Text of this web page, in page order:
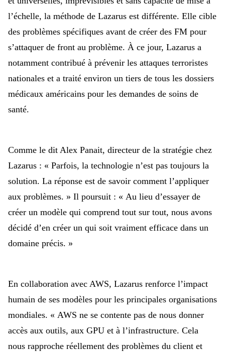
l’échelle, la méthode de Lazarus est différente. Elle cible
des problèmes spécifiques avant de créer des FM pour
s’attaquer de front au problème. À ce jour, Lazarus a
notamment contribué à prévenir les attaques terroristes
nationales et a traité environ un tiers de tous les dossiers
médicaux américains pour les demandes de soins de
santé.
Comme le dit Alex Panait, directeur de la stratégie chez
Lazarus : « Parfois, la technologie n’est pas toujours la
solution. La réponse est de savoir comment l’appliquer
aux problèmes. » Il poursuit : « Au lieu d’essayer de
créer un modèle qui comprend tout sur tout, nous avons
décidé d’en créer un qui soit vraiment efficace dans un
domaine précis. »
En collaboration avec AWS, Lazarus renforce l’impact
humain de ses modèles pour les principales organisations
mondiales. « AWS ne se contente pas de nous donner
accès aux outils, aux GPU et à l’infrastructure. Cela
nous rapproche réellement des problèmes du client et